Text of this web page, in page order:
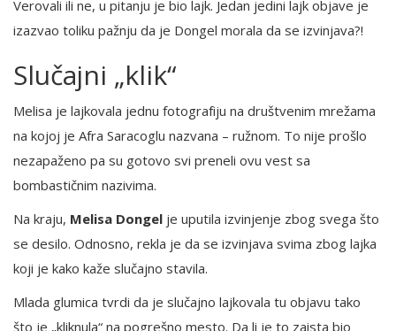
Verovali ili ne, u pitanju je bio lajk. Jedan jedini lajk objave je
izazvao toliku pažnju da je Dongel morala da se izvinjava?!
Slučajni „klik“
Melisa je lajkovala jednu fotografiju na društvenim mrežama
na kojoj je Afra Saracoglu nazvana – ružnom. To nije prošlo
nezapaženo pa su gotovo svi preneli ovu vest sa
bombastičnim nazivima.
Na kraju, Melisa Dongel je uputila izvinjenje zbog svega što
se desilo. Odnosno, rekla je da se izvinjava svima zbog lajka
koji je kako kaže slučajno stavila.
Mlada glumica tvrdi da je slučajno lajkovala tu objavu tako
što je „kliknula“ na pogrešno mesto. Da li je to zaista bio